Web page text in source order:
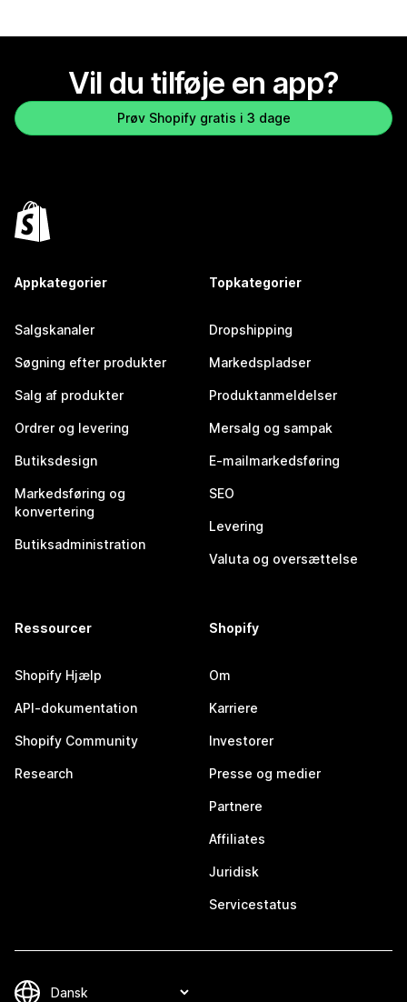
Vil du tilføje en app?
Prøv Shopify gratis i 3 dage
Appkategorier
Salgskanaler
Søgning efter produkter
Salg af produkter
Ordrer og levering
Butiksdesign
Markedsføring og
konvertering
Butiksadministration
Topkategorier
Dropshipping
Markedspladser
Produktanmeldelser
Mersalg og sampak
E-mailmarkedsføring
SEO
Levering
Valuta og oversættelse
Ressourcer
Shopify Hjælp
API-dokumentation
Shopify Community
Research
Shopify
Om
Karriere
Investorer
Presse og medier
Partnere
Affiliates
Juridisk
Servicestatus